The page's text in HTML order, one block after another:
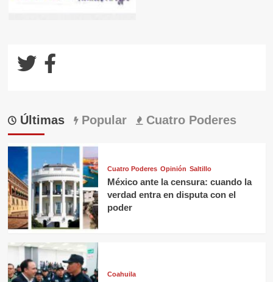
Últimas Popular Cuatro Poderes
Cuatro Poderes Opinión Saltillo
México ante la censura: cuando la
verdad entra en disputa con el
poder
Coahuila